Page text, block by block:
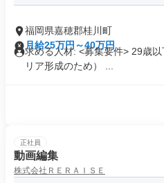
福岡県嘉穂郡桂川町
月給25万円～40万円
求める人材: <募集要件> 29歳
リア形成のため） ...
正社員
動画編集
株式会社ＲＥＲＡＩＳＥ